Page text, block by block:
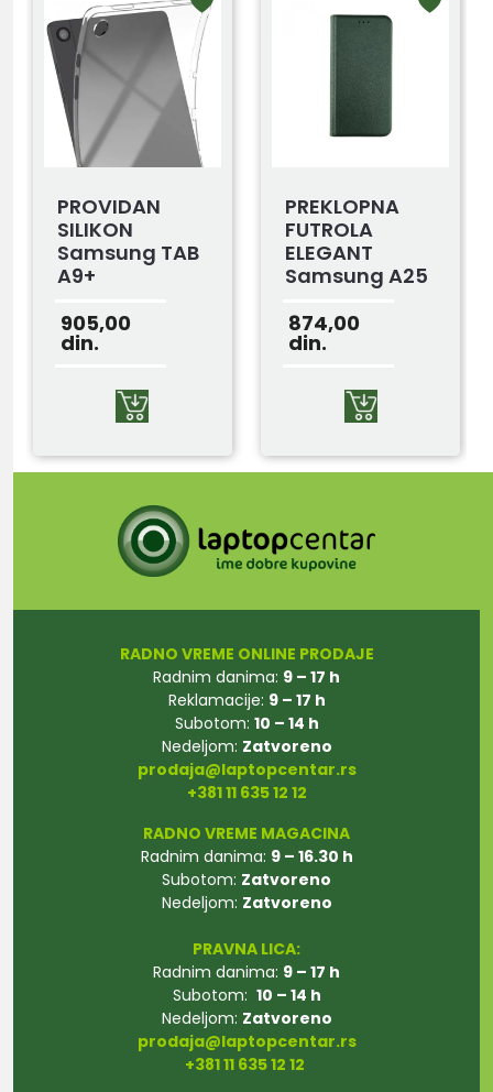
PROVIDAN
SILIKON
Samsung TAB
A9+
905,00
din.
PREKLOPNA
FUTROLA
ELEGANT
Samsung A25
874,00
din.
RADNO VREME ONLINE PRODAJE
Radnim danima: 9 – 17 h
Reklamacije: 9 – 17 h
Subotom: 10 – 14 h
Nedeljom: Zatvoreno
prodaja@laptopcentar.rs
+381 11 635 12 12
RADNO VREME MAGACINA
Radnim danima: 9 – 16.30 h
Subotom: Zatvoreno
Nedeljom: Zatvoreno
PRAVNA LICA:
Radnim danima: 9 – 17 h
Subotom: 10 – 14 h
Nedeljom: Zatvoreno
prodaja@laptopcentar.rs
+381 11 635 12 12